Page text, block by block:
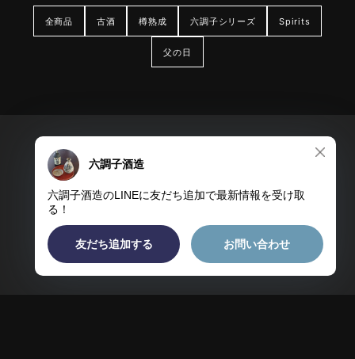
全商品 古酒 樽熟成 六調子シリーズ Spirits
父の日